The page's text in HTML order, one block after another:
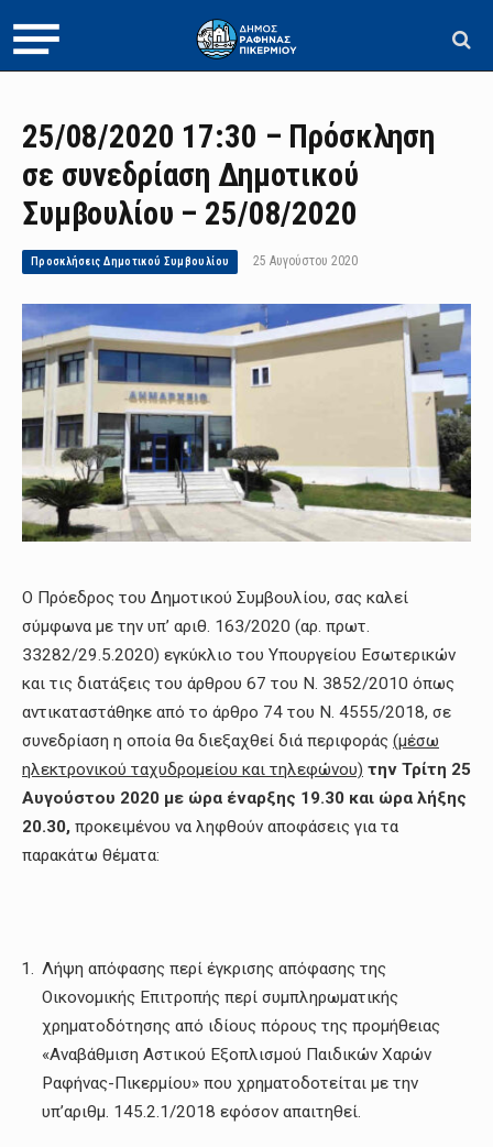
25/08/2020 17:30 – Πρόσκληση
σε συνεδρίαση Δημοτικού
Συμβουλίου – 25/08/2020
Προσκλήσεις Δημοτικού Συμβουλίου 25 Αυγούστου 2020
Ο Πρόεδρος του Δημοτικού Συμβουλίου, σας καλεί
σύμφωνα με την υπ’ αριθ. 163/2020 (αρ. πρωτ.
33282/29.5.2020) εγκύκλιο του Υπουργείου Εσωτερικών
και τις διατάξεις του άρθρου 67 του Ν. 3852/2010 όπως
αντικαταστάθηκε από το άρθρο 74 του Ν. 4555/2018, σε
συνεδρίαση η οποία θα διεξαχθεί διά περιφοράς (μέσω
ηλεκτρονικού ταχυδρομείου και τηλεφώνου) την Τρίτη 25
Αυγούστου 2020 με ώρα έναρξης 19.30 και ώρα λήξης
20.30, προκειμένου να ληφθούν αποφάσεις για τα
παρακάτω θέματα:
Λήψη απόφασης περί έγκρισης απόφασης της
Οικονομικής Επιτροπής περί συμπληρωματικής
χρηματοδότησης από ιδίους πόρους της προμήθειας
«Αναβάθμιση Αστικού Εξοπλισμού Παιδικών Χαρών
Ραφήνας-Πικερμίου» που χρηματοδοτείται με την
υπ’αριθμ. 145.2.1/2018 εφόσον απαιτηθεί.